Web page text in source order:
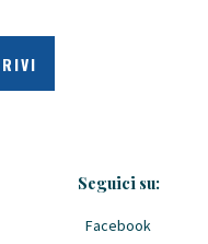
Seguici su:
Facebook